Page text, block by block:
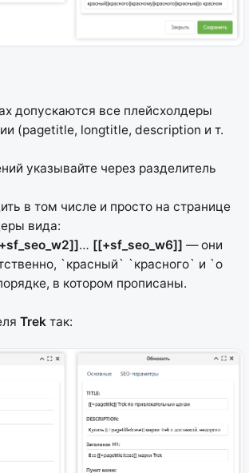
допускаются все плейсхолдеры
(pagetitle, longtitle, description и т.
указывайте через разделитель
в том числе и просто на странице
вида:
… [[+sf_seo_w6]] — они
`красный` `красного` и `о
в котором прописаны.
Trek так: